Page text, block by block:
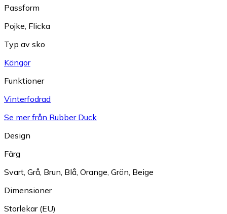
Passform
Pojke Flicka
Typ av sko
Kängor
Funktioner
Vinterfodrad
Se mer från Rubber Duck
Design
Färg
Svart Grå Brun Blå Orange Grön Beige
Dimensioner
Storlekar (EU)